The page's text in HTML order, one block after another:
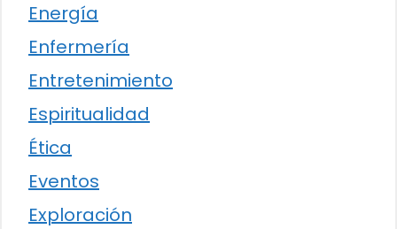
Energía
Enfermería
Entretenimiento
Espiritualidad
Ética
Eventos
Exploración